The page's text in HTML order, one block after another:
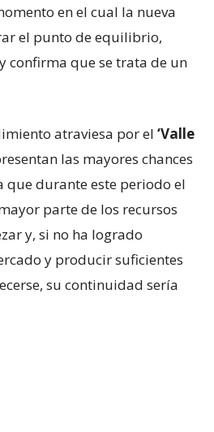
en el cual la nueva
el punto de equilibrio,
confirma que se trata de un
atraviesa por el ‘Valle
las mayores chances
durante este periodo el
parte de los recursos
y, si no ha logrado
y producir suficientes
su continuidad sería